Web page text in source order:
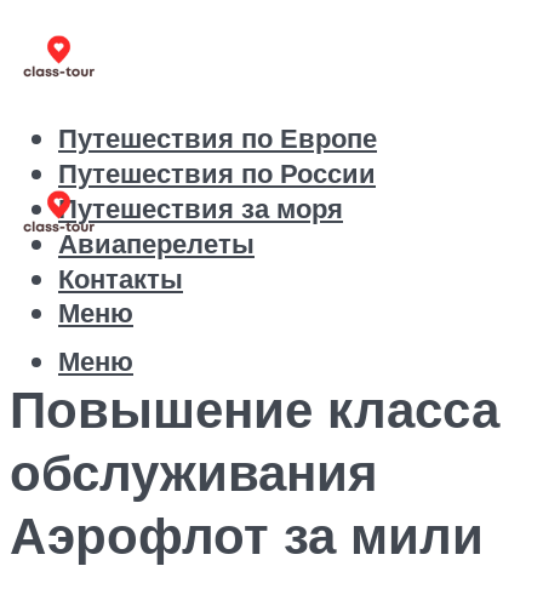
Путешествия по Европе
Путешествия по России
Путешествия за моря
Авиаперелеты
Контакты
Меню
Меню
Повышение класса
обслуживания
Аэрофлот за мили